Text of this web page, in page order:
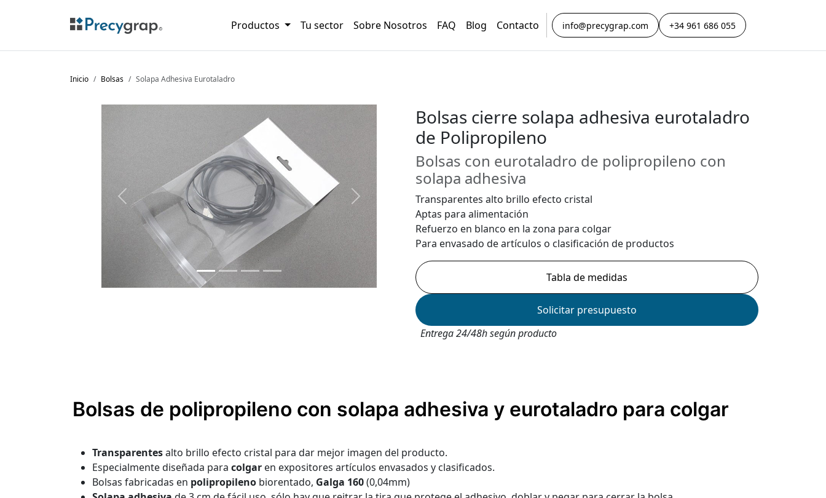
Productos Tu sector Sobre Nosotros FAQ Blog Contacto info@precygrap.com +34 961 686 055
Inicio Bolsas Solapa Adhesiva Eurotaladro
Previous Next
Bolsas cierre solapa adhesiva eurotaladro
de Polipropileno
Bolsas con eurotaladro de polipropileno con
solapa adhesiva
Transparentes alto brillo efecto cristal
Aptas para alimentación
Refuerzo en blanco en la zona para colgar
Para envasado de artículos o clasificación de productos
Tabla de medidas
Solicitar presupuesto
Entrega 24/48h según producto
Bolsas de polipropileno con solapa adhesiva y eurotaladro para colgar
Transparentesalto brillo efecto cristal para dar mejor imagen del producto.
Especialmente diseñada para colgar en expositores artículos envasados y clasificados.
Bolsas fabricadas en polipropileno biorentado, Galga 160(0,04mm)